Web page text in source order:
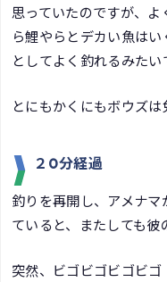
思っていたのですが、
ら鯉やらとデカい魚は
としてよく釣れるみたい
とにもかくにもボウズ
２0分経過
釣りを再開し、アメナ
ていると、またしても彼
突然、ビゴビゴビゴビ